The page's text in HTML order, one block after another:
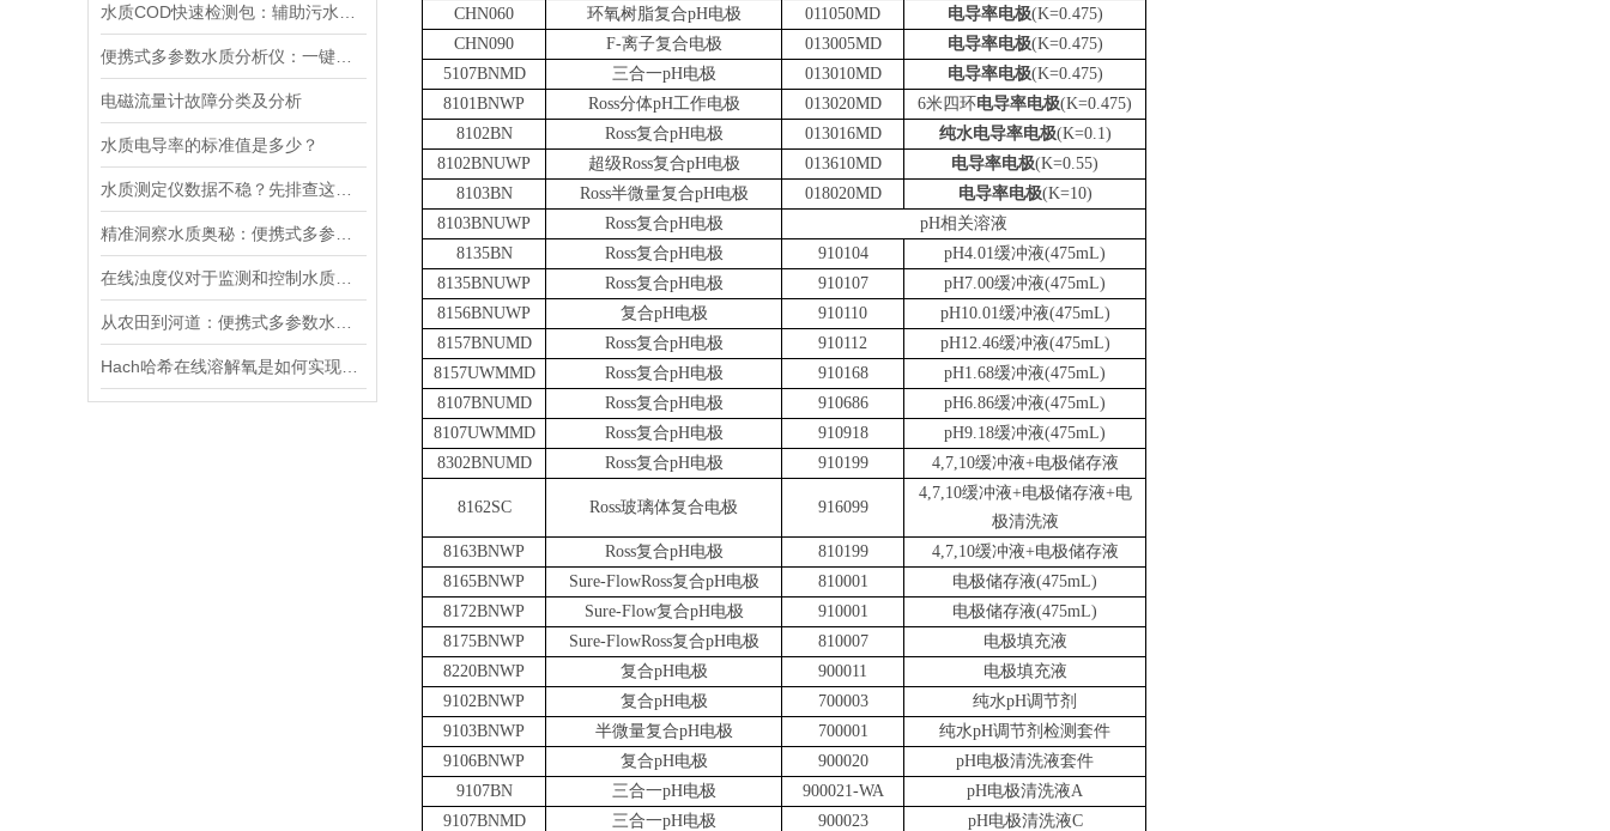
电磁流量计故障分类及分析
水质电导率的标准值是多少？
CHN060
环氧树脂复合pH电极 011050MD 电导率电极(K=0.475)
CHN090
F-离子复合电极 013005MD 电导率电极(K=0.475)
5107BNMD
三合一pH电极 013010MD 电导率电极(K=0.475)
8101BNWP
Ross分体pH工作电极 013020MD 6米四环电导率电极(K=0.475)
8102BN
Ross复合pH电极 013016MD 纯水电导率电极(K=0.1)
8102BNUWP
超级Ross复合pH电极 013610MD 电导率电极(K=0.55)
8103BN
Ross半微量复合pH电极 018020MD 电导率电极(K=10)
8103BNUWP
Ross复合pH电极
pH相关溶液
8135BN
Ross复合pH电极 910104
pH4.01缓冲液(475mL)
8135BNUWP
Ross复合pH电极 910107
pH7.00缓冲液(475mL)
8156BNUWP
复合pH电极 910110
pH10.01缓冲液(475mL)
8157BNUMD
Ross复合pH电极 910112
pH12.46缓冲液(475mL)
8157UWMMD
Ross复合pH电极 910168
pH1.68缓冲液(475mL)
8107BNUMD
Ross复合pH电极 910686
pH6.86缓冲液(475mL)
8107UWMMD
Ross复合pH电极 910918
pH9.18缓冲液(475mL)
8302BNUMD
Ross复合pH电极 910199 4,7,10缓冲液+电极储存液
8162SC Ross玻璃体复合电极 916099
4,7,10缓冲液+电极储存液+电
极清洗液
8163BNWP
Ross复合pH电极 810199
4,7,10缓冲液+电极储存液
8165BNWP
Sure-FlowRoss复合pH电极 810001
电极储存液(475mL)
8172BNWP
Sure-Flow复合pH电极 910001
电极储存液(475mL)
8175BNWP
Sure-FlowRoss复合pH电极 810007
电极填充液
8220BNWP
复合pH电极 900011
电极填充液
9102BNWP
复合pH电极 700003
纯水pH调节剂
9103BNWP
半微量复合pH电极 700001
纯水pH调节剂检测套件
9106BNWP
复合pH电极 900020
pH电极清洗液套件
9107BN
三合一pH电极 900021-WA
pH电极清洗液A
9107BNMD
三合一pH电极 900023
pH电极清洗液C